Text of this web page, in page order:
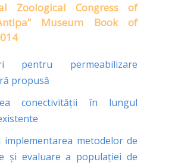
Zoological Congress of
Museum Book of
pentru permeabilizare
propusă
conectivității în lungul
implementarea metodelor de
şi evaluare a populaţiei de